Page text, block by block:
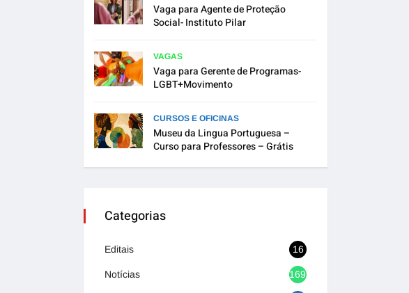
Vaga para Agente de Proteção
Social- Instituto Pilar
VAGAS
Vaga para Gerente de Programas-
LGBT+Movimento
CURSOS E OFICINAS
Museu da Lingua Portuguesa –
Curso para Professores – Grátis
Categorias
Editais 16
Notícias 1692